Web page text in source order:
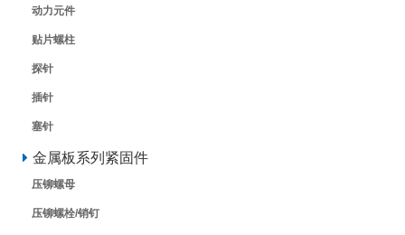
动力元件
贴片螺柱
探针
插针
塞针
金属板系列紧固件
压铆螺母
压铆螺栓/销钉